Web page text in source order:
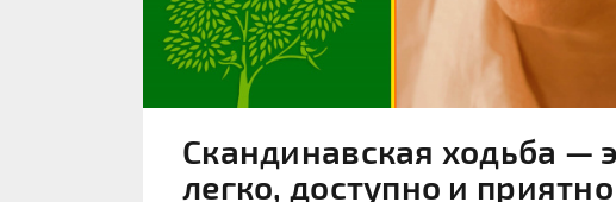
Скандинавская ходьба —
легко, доступно и